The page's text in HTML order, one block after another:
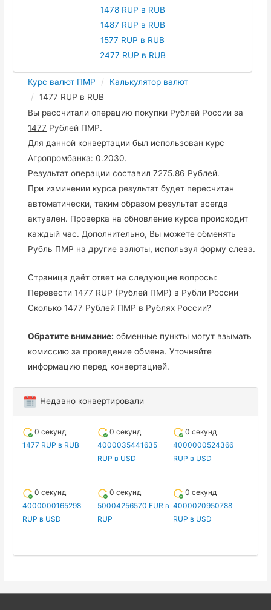
1478 RUP в RUB
1487 RUP в RUB
1577 RUP в RUB
2477 RUP в RUB
Курс валют ПМР
Калькулятор валют
1477 RUP в RUB
Вы рассчитали операцию покупки Рублей России за
1477 Рублей ПМР.
Для данной конвертации был использован курс
Агропромбанка:0.2030.
Результат операции составил7275.86 Рублей.
При изминении курса результат будет пересчитан
автоматически, таким образом результат всегда
актуален. Проверка на обновление курса происходит
каждый час. Дополнительно, Вы можете обменять
Рубль ПМР на другие валюты, используя форму слева.
Страница даёт ответ на следующие вопросы:
Перевести 1477 RUP (Рублей ПМР) в Рубли России
Сколько 1477 Рублей ПМР в Рублях России?
Обратите внимание: обменные пункты могут взымать
комиссию за проведение обмена. Уточняйте
информацию перед конвертацией.
Недавно конвертировали
0 секунд
1477 RUP в RUB
0 секунд
4000035441635
RUP в USD
0 секунд
4000000524366
RUP в USD
0 секунд
4000000165298
RUP в USD
0 секунд
50004256570 EUR в
RUP
0 секунд
4000020950788
RUP в USD